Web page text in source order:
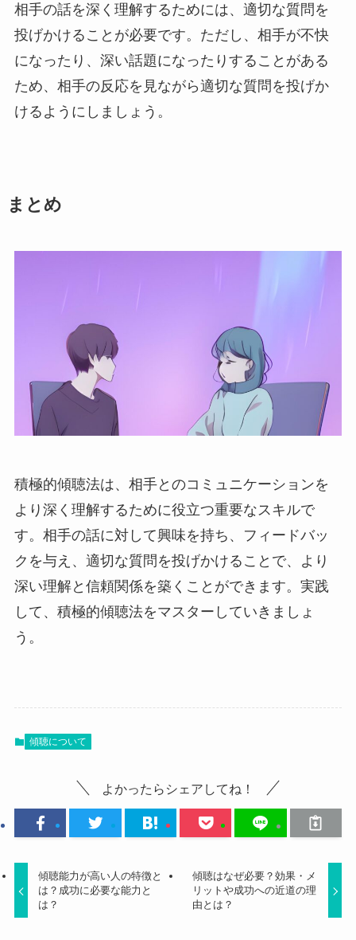
相手の話を深く理解するためには、適切な質問を
投げかけることが必要です。ただし、相手が不快
になったり、深い話題になったりすることがある
ため、相手の反応を見ながら適切な質問を投げか
けるようにしましょう。
まとめ
積極的傾聴法は、相手とのコミュニケーションを
より深く理解するために役立つ重要なスキルで
す。相手の話に対して興味を持ち、フィードバッ
クを与え、適切な質問を投げかけることで、より
深い理解と信頼関係を築くことができます。実践
して、積極的傾聴法をマスターしていきましょ
う。
傾聴について
よかったらシェアしてね！
傾聴能力が高い人の特徴と
は？成功に必要な能力と
は？
傾聴はなぜ必要？効果・メ
リットや成功への近道の理
由とは？